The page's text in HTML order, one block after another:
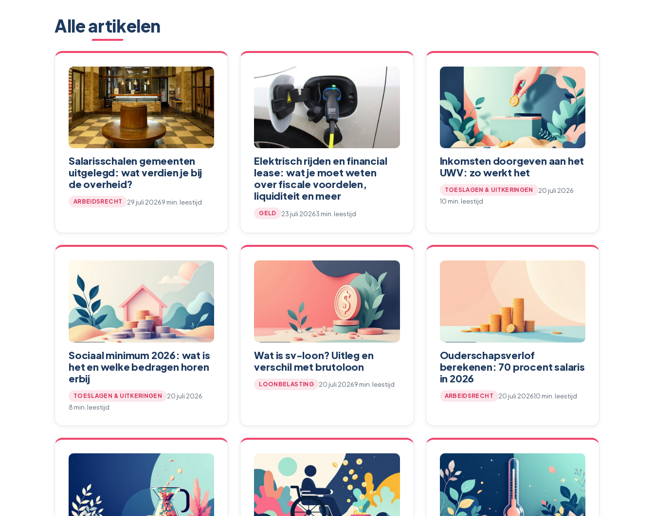
Alle artikelen
Salarisschalen gemeenten
uitgelegd: wat verdien je bij
de overheid?
ARBEIDSRECHT 29 juli 20269 min. leestijd
Elektrisch rijden en financial
lease: wat je moet weten
over fiscale voordelen,
liquiditeit en meer
GELD 23 juli 20263 min. leestijd
Inkomsten doorgeven aan het
UWV: zo werkt het
TOESLAGEN & UITKERINGEN
20 juli 2026
10 min. leestijd
Sociaal minimum 2026: wat is
het en welke bedragen horen
erbij
TOESLAGEN & UITKERINGEN
20 juli 2026
8 min. leestijd
Wat is sv-loon? Uitleg en
verschil met brutoloon
LOONBELASTING 20 juli 20269 min. leestijd
Ouderschapsverlof
berekenen: 70 procent salaris
in 2026
ARBEIDSRECHT 20 juli 202610 min. leestijd